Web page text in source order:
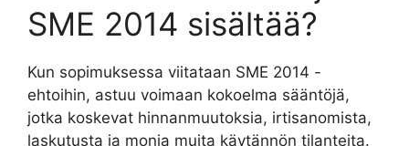
SME 2014 sisältää?
Kun sopimuksessa viitataan SME 2014 -
ehtoihin, astuu voimaan kokoelma sääntöjä,
jotka koskevat hinnanmuutoksia, irtisanomista,
laskutusta ja monia muita käytännön tilanteita.